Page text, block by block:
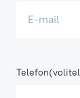
Telefon